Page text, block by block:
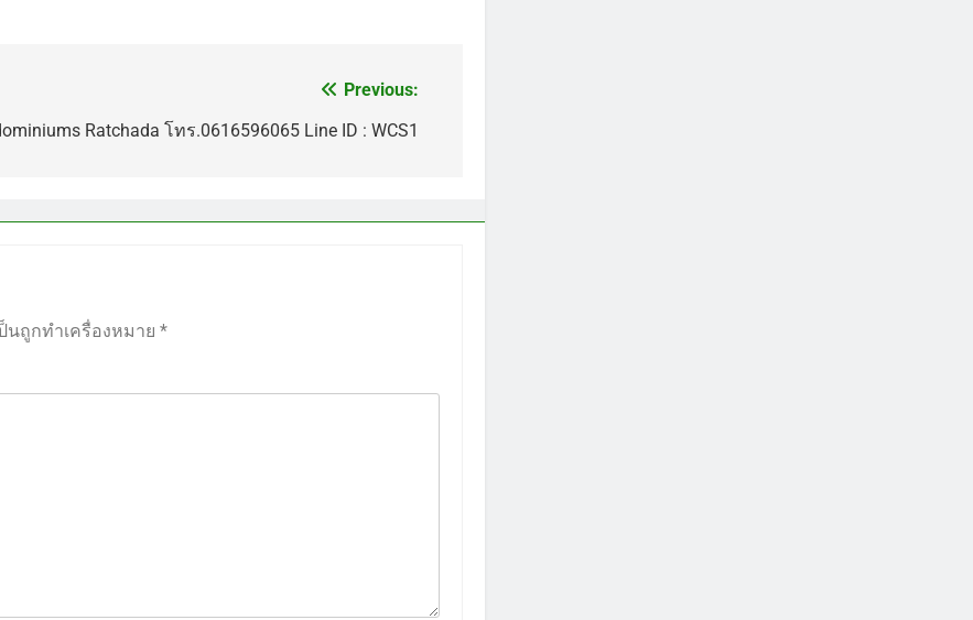
Previous:
Ratchada โทร.0616596065 Line ID : WCS1
นถูกทำเครื่องหมาย *